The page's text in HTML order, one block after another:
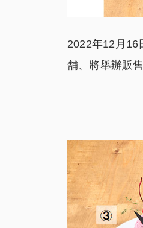
2022年12月16
舗、將舉辦販